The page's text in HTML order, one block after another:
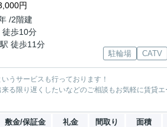
円
/2階建
徒歩10分
駅 徒歩11分
駐輪場 CATV
うサービスも行っております！
る限り遅くしたいなどのご相談もお気軽に賃貸
敷金/保証金 礼金 間取り 面積